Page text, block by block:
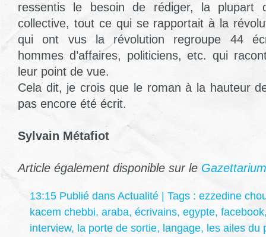
ressentis le besoin de rédiger, la plupart
collective, tout ce qui se rapportait à la
qui ont vus la révolution regroupe 44
hommes d’affaires, politiciens, etc. qui
leur point de vue.
Cela dit, je crois que le roman à la hauteur
pas encore été écrit.
Sylvain Métafiot
Article également disponible sur le Gazettarium
13:15 Publié dans Actualité | Tags : ezzedine
kacem chebbi, araba, écrivains, egypte, facebook
interview, la porte de sortie, langage, les ailes du